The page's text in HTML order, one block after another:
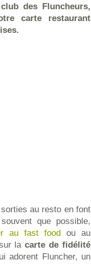
des Fluncheurs,
carte restaurant
au resto en font
que possible,
au fast food ou au
sur lacarte de fidélité
adorent Fluncher, un